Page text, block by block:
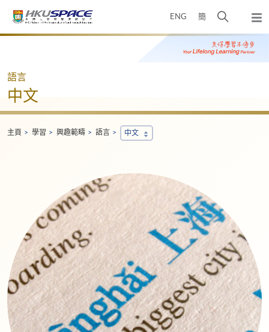
ENG 簡
開
搜
尋
彈
出
主
Main
語言
中文
主頁 學習 興趣範疇 語言 中文